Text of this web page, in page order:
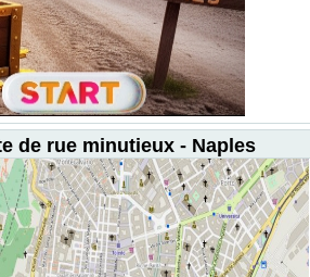
de rue minutieux - Naples